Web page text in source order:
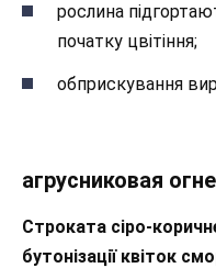
рослина
початку цвітіння;
обприскування
агрусниковая
Строката сіро-
бутонізації квіток